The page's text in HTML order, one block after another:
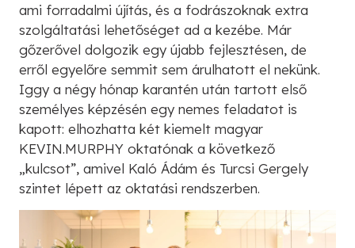
ami forradalmi újítás, és a fodrászoknak extra
szolgáltatási lehetőséget ad a kezébe. Már
gőzerővel dolgozik egy újabb fejlesztésen, de
erről egyelőre semmit sem árulhatott el nekünk.
Iggy a négy hónap karantén után tartott első
személyes képzésén egy nemes feladatot is
kapott: elhozhatta két kiemelt magyar
KEVIN.MURPHY oktatónak a következő
„kulcsot”, amivel Kaló Ádám és Turcsi Gergely
szintet lépett az oktatási rendszerben.